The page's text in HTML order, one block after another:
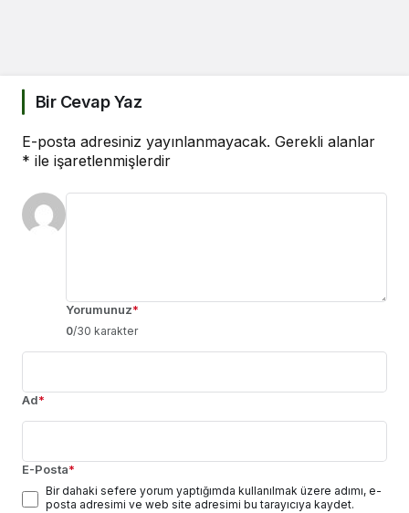
Bir Cevap Yaz
E-posta adresiniz yayınlanmayacak. Gerekli alanlar
* ile işaretlenmişlerdir
Yorumunuz*
0/30 karakter
Ad*
E-Posta*
Bir dahaki sefere yorum yaptığımda kullanılmak üzere adımı, e-
posta adresimi ve web site adresimi bu tarayıcıya kaydet.